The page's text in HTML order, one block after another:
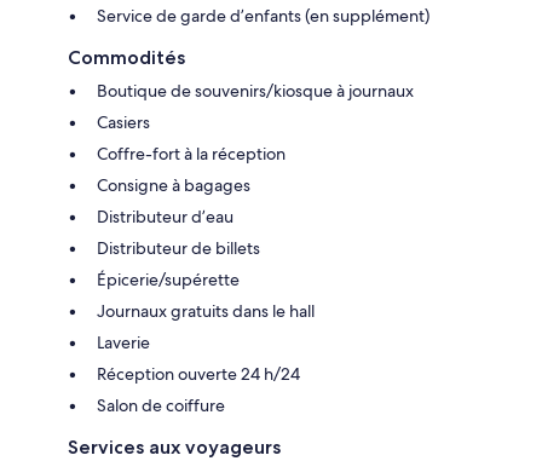
Service de garde d’enfants (en supplément)
Commodités
Boutique de souvenirs/kiosque à journaux
Casiers
Coffre-fort à la réception
Consigne à bagages
Distributeur d’eau
Distributeur de billets
Épicerie/supérette
Journaux gratuits dans le hall
Laverie
Réception ouverte 24 h/24
Salon de coiffure
Services aux voyageurs